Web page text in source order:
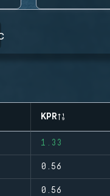
KPR
1.33
0.56
0.56